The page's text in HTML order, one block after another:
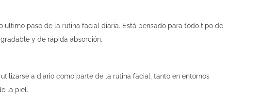
paso de la rutina facial diaria. Está pensado para todo tipo de
y de rápida absorción.
a diario como parte de la rutina facial, tanto en entornos
la piel.